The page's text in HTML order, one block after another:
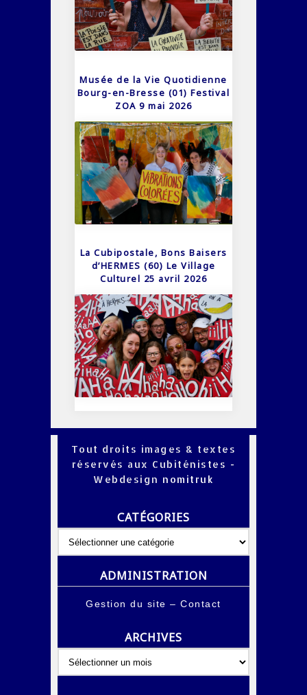
Musée de la Vie Quotidienne
Bourg-en-Bresse (01) Festival
ZOA 9 mai 2026
La Cubipostale, Bons Baisers
d’HERMES (60) Le Village
Culturel 25 avril 2026
Tout droits images & textes
réservés aux Cubiténistes -
Webdesign nomitruk
CATÉGORIES
ADMINISTRATION
Gestion du site –Contact
ARCHIVES